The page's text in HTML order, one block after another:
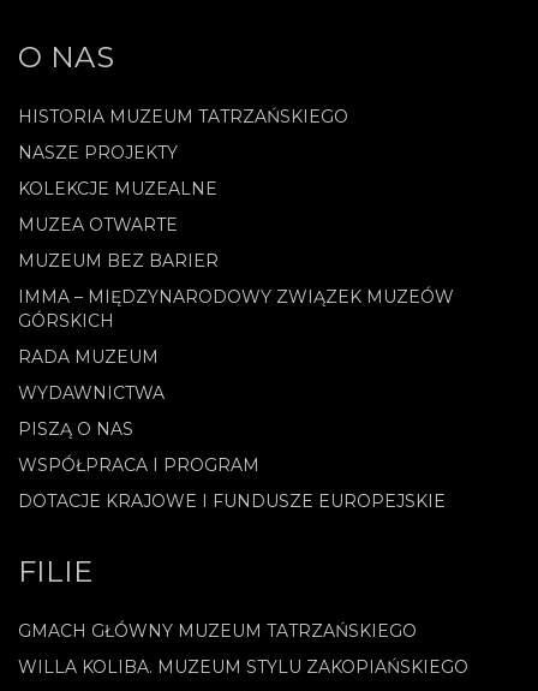
O NAS
HISTORIA MUZEUM TATRZAŃSKIEGO
NASZE PROJEKTY
KOLEKCJE MUZEALNE
MUZEA OTWARTE
MUZEUM BEZ BARIER
IMMA – MIĘDZYNARODOWY ZWIĄZEK MUZEÓW
GÓRSKICH
RADA MUZEUM
WYDAWNICTWA
PISZĄ O NAS
WSPÓŁPRACA I PROGRAM
DOTACJE KRAJOWE I FUNDUSZE EUROPEJSKIE
FILIE
GMACH GŁÓWNY MUZEUM TATRZAŃSKIEGO
WILLA KOLIBA. MUZEUM STYLU ZAKOPIAŃSKIEGO